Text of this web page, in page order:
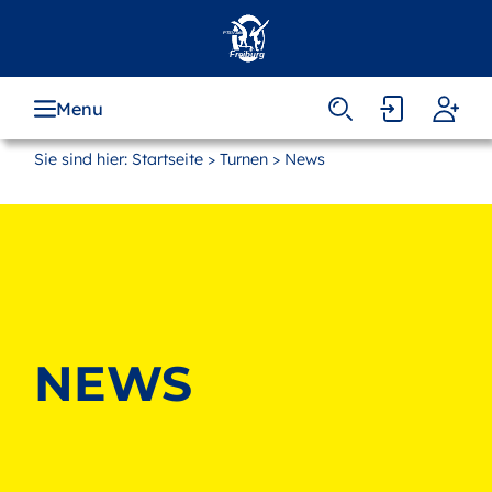
Menu
Sie sind hier: Startseite> Turnen> News
NEWS